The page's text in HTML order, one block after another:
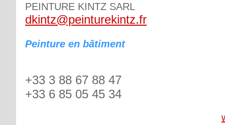
PEINTURE KINTZ SARL
dkintz@peinturekintz.fr
Peinture en bâtiment
+33 3 88 67 88 47
+33 6 85 05 45 34